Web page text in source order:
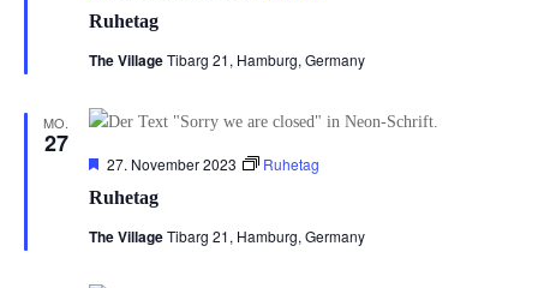
Ruhetag
The VillageTibarg 21, Hamburg, Germany
MO.
27
Ruhetag
Hervorgehoben
27. November 2023 Ruhetag
The VillageTibarg 21, Hamburg, Germany